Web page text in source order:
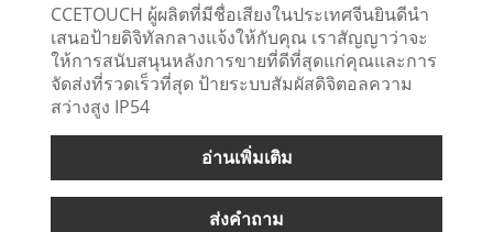
CCETOUCH ผู้ผลิตที่มีชื่อเสียงในประเทศจีนยินดีนำ
เสนอป้ายดิจิทัลกลางแจ้งให้กับคุณ เราสัญญาว่าจะ
ให้การสนับสนุนหลังการขายที่ดีที่สุดแก่คุณและการ
จัดส่งที่รวดเร็วที่สุด ป้ายระบบสัมผัสดิจิตอลความ
สว่างสูง IP54
อ่านเพิ่มเติม
ส่งคำถาม